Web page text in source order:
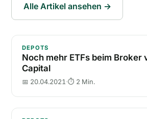
Alle Artikel ansehen →
Noch mehr ETFs beim Broker
DEPOTS
Noch mehr ETFs beim Broker
Capital
📅 20.04.2021·⏱ 2 Min.
Trade Republic für Anfänger